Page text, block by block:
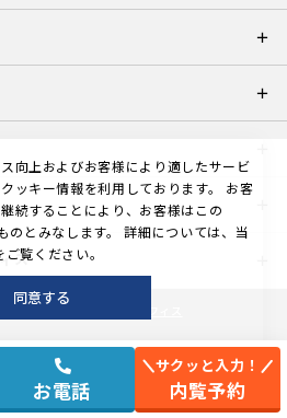
お電話
サクッと入力！
内覧予約
ス
向上およびお客様により適したサービ
ッキー情報を利用しております。
お客
続することにより、お客様はこの
とみなします。
詳細については、当
ご覧ください。
同意する